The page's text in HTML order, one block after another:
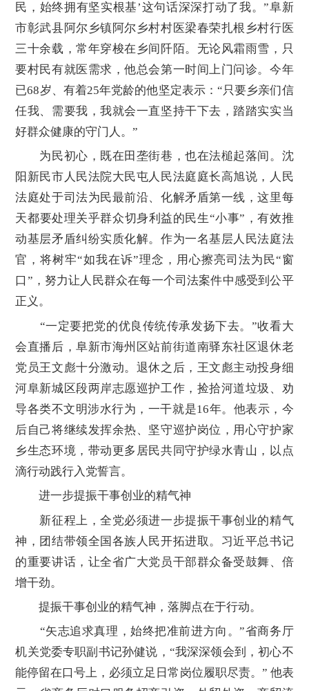
民，始终拥有坚实根基’这句话深深打动了我。”阜新
市彰武县阿尔乡镇阿尔乡村村医梁春荣扎根乡村行医
三十余载，常年穿梭在乡间阡陌。无论风霜雨雪，只
要村民有就医需求，他总会第一时间上门问诊。今年
已68岁、有着25年党龄的他坚定表示：“只要乡亲们信
任我、需要我，我就会一直坚持干下去，踏踏实实当
好群众健康的守门人。”
为民初心，既在田垄街巷，也在法槌起落间。沈
阳新民市人民法院大民屯人民法庭庭长高旭说，人民
法庭处于司法为民最前沿、化解矛盾第一线，这里每
天都要处理关乎群众切身利益的民生“小事”，有效推
动基层矛盾纠纷实质化解。作为一名基层人民法庭法
官，将树牢“如我在诉”理念，用心擦亮司法为民“窗
口”，努力让人民群众在每一个司法案件中感受到公平
正义。
“一定要把党的优良传统传承发扬下去。”收看大
会直播后，阜新市海州区站前街道南驿东社区退休老
党员王文彪十分激动。退休之后，王文彪主动投身细
河阜新城区段两岸志愿巡护工作，捡拾河道垃圾、劝
导各类不文明涉水行为，一干就是16年。他表示，今
后自己将继续发挥余热、坚守巡护岗位，用心守护家
乡生态环境，带动更多居民共同守护绿水青山，以点
滴行动践行入党誓言。
进一步提振干事创业的精气神
新征程上，全党必须进一步提振干事创业的精气
神，团结带领全国各族人民开拓进取。习近平总书记
的重要讲话，让全省广大党员干部群众备受鼓舞、倍
增干劲。
提振干事创业的精气神，落脚点在于行动。
“矢志追求真理，始终把准前进方向。”省商务厅
机关党委专职副书记孙健说，“我深深领会到，初心不
能停留在口号上，必须立足日常岗位履职尽责。” 他表